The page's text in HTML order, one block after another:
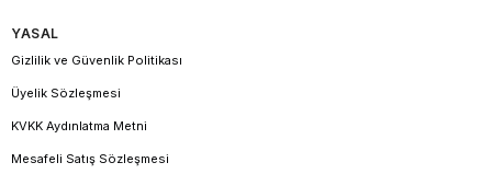
YASAL
Gizlilik ve Güvenlik Politikası
Üyelik Sözleşmesi
KVKK Aydınlatma Metni
Mesafeli Satış Sözleşmesi